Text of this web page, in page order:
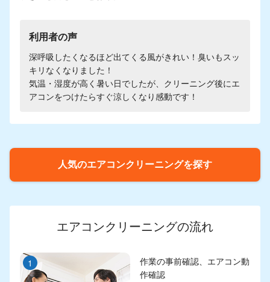
利用者の声
深呼吸したくなるほど出てくる風がきれい！臭いもスッ
キリなくなりました！
気温・湿度が高く暑い日でしたが、クリーニング後にエ
アコンをつけたらすぐ涼しくなり感動です！
人気のエアコンクリーニングを探す
エアコンクリーニングの流れ
1
作業の事前確認、エアコン動
作確認